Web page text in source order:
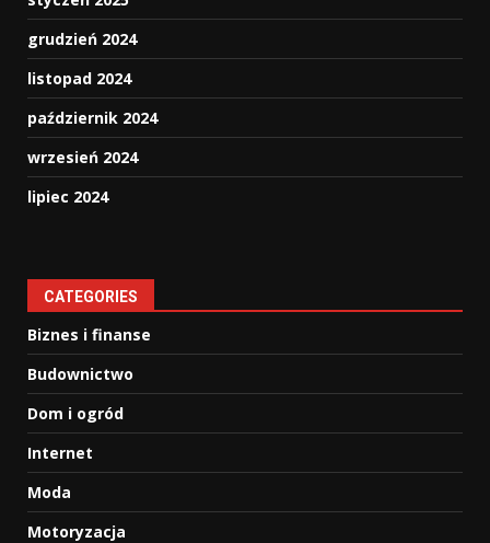
grudzień 2024
listopad 2024
październik 2024
wrzesień 2024
lipiec 2024
CATEGORIES
Biznes i finanse
Budownictwo
Dom i ogród
Internet
Moda
Motoryzacja